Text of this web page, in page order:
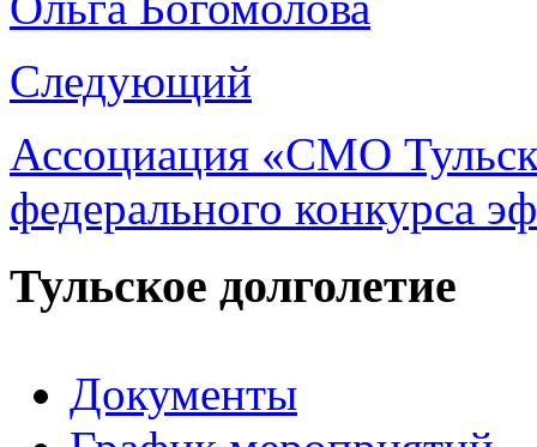
Следующий
Ассоциация «СМО
федерального конкурса
Тульское долголетие
Документы